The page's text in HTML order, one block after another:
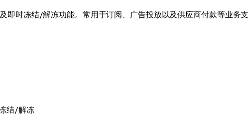
即时冻结/解冻功能。常用于订阅、广告投放以及供应商付款等业务
结/解冻